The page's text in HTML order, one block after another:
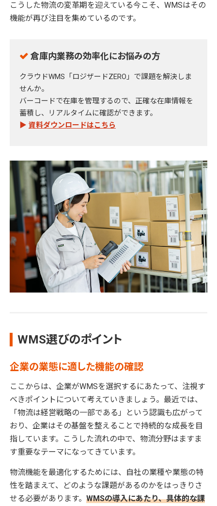
こうした物流の変革期を迎えている今こそ、WMSはその
機能が再び注目を集めているのです。
倉庫内業務の効率化にお悩みの方
クラウドWMS「ロジザードZERO」で課題を解決しま
せんか。
バーコードで在庫を管理するので、正確な在庫情報を
蓄積し、リアルタイムに確認ができます。
▶ 資料ダウンロードはこちら
WMS選びのポイント
企業の業態に適した機能の確認
ここからは、企業がWMSを選択するにあたって、注視す
べきポイントについて考えていきましょう。最近では、
「物流は経営戦略の一部である」という認識も広がって
おり、企業はその基盤を整えることで持続的な成長を目
指しています。こうした流れの中で、物流分野はますま
す重要なテーマになってきています。
物流機能を最適化するためには、自社の業種や業態の特
性を踏まえて、どのような課題があるのかをはっきりさ
せる必要があります。 WMSの導入にあたり、具体的な課